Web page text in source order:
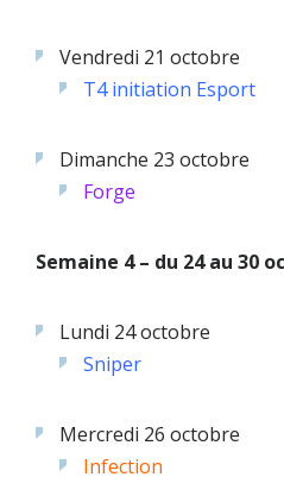
Vendredi 21 octobre
T4 initiation Esport
Dimanche 23 octobre
Forge
Semaine 4 – du 24 au 30
Lundi 24 octobre
Sniper
Mercredi 26 octobre
Infection